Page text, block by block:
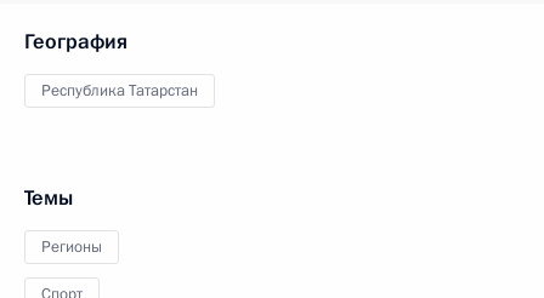
География
Республика Татарстан
Темы
Регионы